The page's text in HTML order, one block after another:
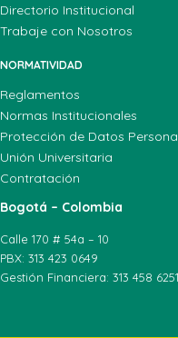
Directorio Institucional
Trabaje con Nosotros
NORMATIVIDAD
Reglamentos
Normas Institucionales
Protección de Datos
Unión Universitaria
Contratación
Bogotá – Colombia
Calle 170 # 54a – 10
PBX: 313 423 0649
Gestión Financiera: 313 458 6251